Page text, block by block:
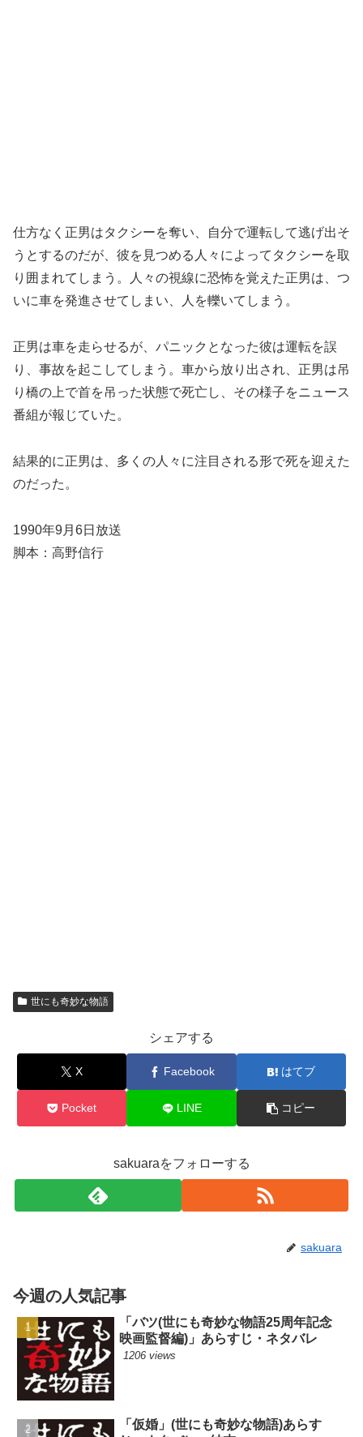
仕方なく正男はタクシーを奪い、自分で運転して逃げ出そ
うとするのだが、彼を見つめる人々によってタクシーを取
り囲まれてしまう。人々の視線に恐怖を覚えた正男は、つ
いに車を発進させてしまい、人を轢いてしまう。
正男は車を走らせるが、パニックとなった彼は運転を誤
り、事故を起こしてしまう。車から放り出され、正男は吊
り橋の上で首を吊った状態で死亡し、その様子をニュース
番組が報じていた。
結果的に正男は、多くの人々に注目される形で死を迎えた
のだった。
1990年9月6日放送
脚本：高野信行
世にも奇妙な物語
シェアする
X Facebook はてブ
Pocket LINE コピー
sakuaraをフォローする
sakuara
今週の人気記事
「バツ(世にも奇妙な物語25周年記念
映画監督編)」あらすじ・ネタバレ
1206 views
「仮婚」(世にも奇妙な物語)あらす